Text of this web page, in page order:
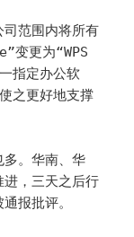
范围内将所有
更为“WPS
指定办公软
之更好地支撑
多。华南、华
，三天之后行
报批评。